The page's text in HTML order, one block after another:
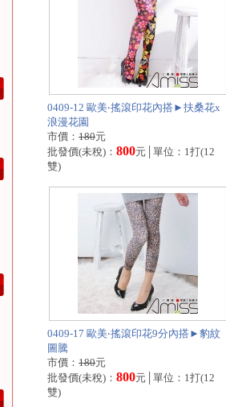
0409-12 歐美‧搖滾印花內搭►扶桑花x
浪漫花園
市價： 180元
批發價(未稅)： 800元│單位：1打(12
雙)
0409-17 歐美‧搖滾印花9分內搭►豹紋
圖騰
市價： 180元
批發價(未稅)： 800元│單位：1打(12
雙)